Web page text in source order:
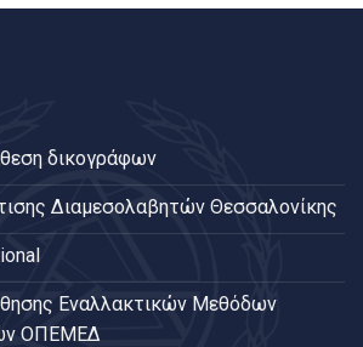
δικογράφων
Διαμεσολαβητών Θεσσαλονίκης
Εναλλακτικών Μεθόδων
ΟΠΕΜΕΔ